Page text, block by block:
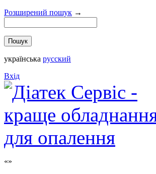
Розширений пошук →
українська русский
Вхід